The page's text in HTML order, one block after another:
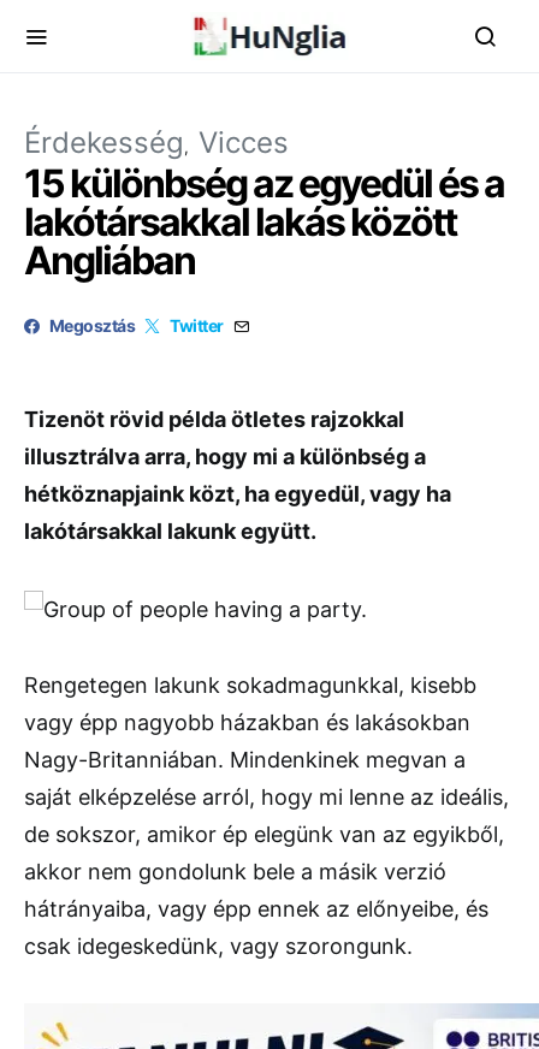
Érdekesség Vicces
15 különbség az egyedül és a
lakótársakkal lakás között
Angliában
Megosztás Twitter
Tizenöt rövid példa ötletes rajzokkal
illusztrálva arra, hogy mi a különbség a
hétköznapjaink közt, ha egyedül, vagy ha
lakótársakkal lakunk együtt.
Rengetegen lakunk sokadmagunkkal, kisebb
vagy épp nagyobb házakban és lakásokban
Nagy-Britanniában. Mindenkinek megvan a
saját elképzelése arról, hogy mi lenne az ideális,
de sokszor, amikor ép elegünk van az egyikből,
akkor nem gondolunk bele a másik verzió
hátrányaiba, vagy épp ennek az előnyeibe, és
csak idegeskedünk, vagy szorongunk.